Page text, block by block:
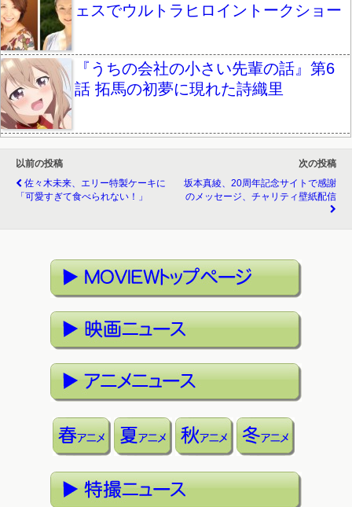
ェスでウルトラヒロイントークショー
『うちの会社の小さい先輩の話』第6
話 拓馬の初夢に現れた詩織里
以前の投稿
佐々木未来、エリー特製ケーキに
「可愛すぎて食べられない！」
次の投稿
坂本真綾、20周年記念サイトで感謝
のメッセージ、チャリティ壁紙配信